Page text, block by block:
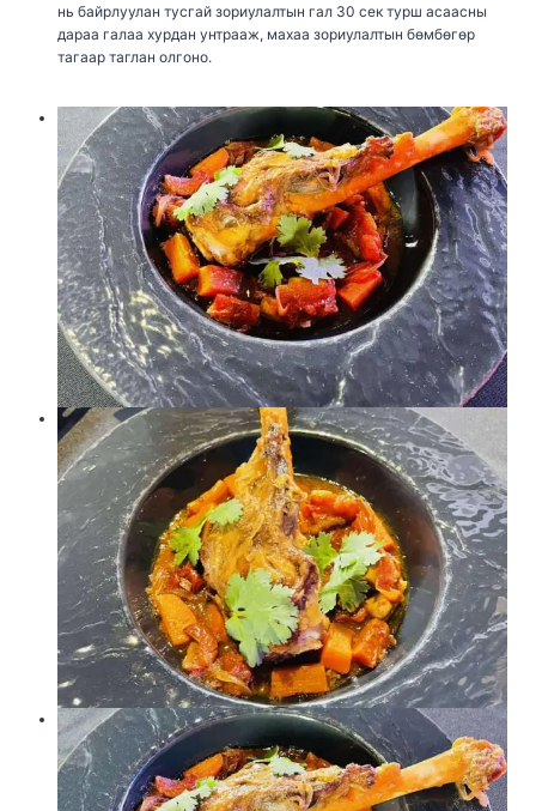
нь байрлуулан тусгай зориулалтын гал 30 сек турш асаасны
дараа галаа хурдан унтрааж, махаа зориулалтын бөмбөгөр
тагаар таглан олгоно.